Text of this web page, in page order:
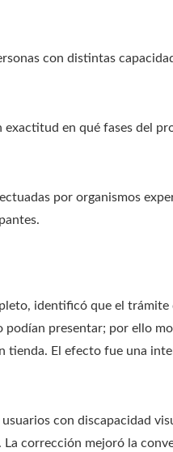
con distintas
en qué fases del
por organismos
identificó que el trámite
podían presentar; por ello
tienda. El efecto fue una
con discapacidad
corrección mejoró la